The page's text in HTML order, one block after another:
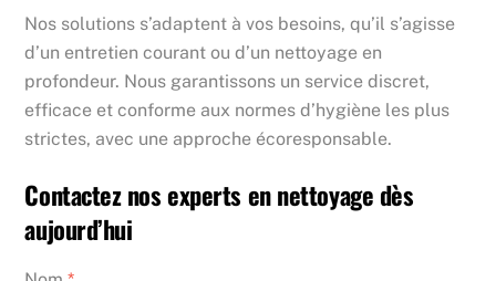
Nos solutions s’adaptent à vos besoins, qu’il s’agisse
d’un entretien courant ou d’un nettoyage en
profondeur. Nous garantissons un service discret,
efficace et conforme aux normes d’hygiène les plus
strictes, avec une approche écoresponsable.
Contactez nos experts en nettoyage dès
aujourd’hui